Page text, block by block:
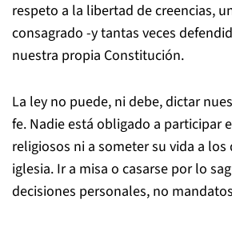
respeto a la libertad de creencias,
consagrado -y tantas veces
nuestra propia Constitución.
La ley no puede, ni debe, dictar
fe. Nadie está obligado a participar
religiosos ni a someter su vida a
iglesia. Ir a misa o casarse por lo
decisiones personales, no